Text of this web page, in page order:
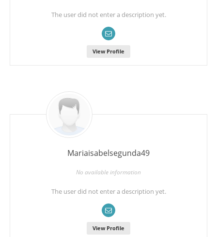
The user did not enter a description yet.
View Profile
Mariaisabelsegunda49
No available information
The user did not enter a description yet.
View Profile